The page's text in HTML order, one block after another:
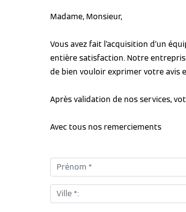
Madame, Monsieur,
Vous avez fait l’acquisition d’un
entière satisfaction. Notre
de bien vouloir exprimer votre avis
Après validation de nos services,
Avec tous nos remerciements
Prénom *:
Ville *: